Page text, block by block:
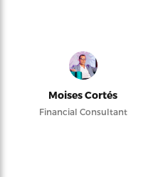
Moises Cortés
Financial Consultant